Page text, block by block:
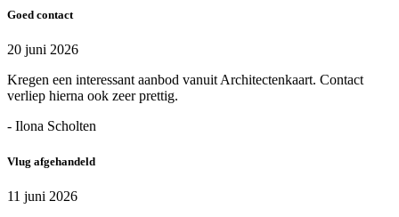
Goed contact
20 juni 2026
Kregen een interessant aanbod vanuit Architectenkaart. Contact
verliep hierna ook zeer prettig.
- Ilona Scholten
Vlug afgehandeld
11 juni 2026